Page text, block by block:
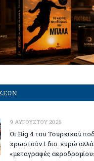
9 ΑΥΓΟΎΣΤΟΥ 2026
Οι Big 4 του Τουρκικού
χρωστούν 1 δισ. ευρώ
«μεταγραφές